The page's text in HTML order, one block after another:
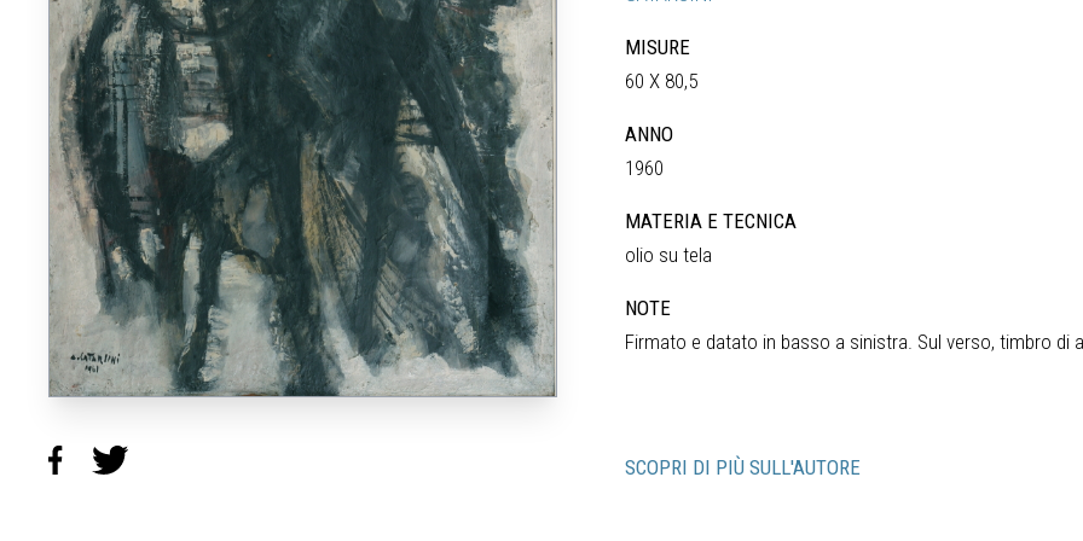
MISURE
60 X 80,5
ANNO
1960
MATERIA E TECNICA
olio su tela
NOTE
Firmato e datato in basso a sinistra. Sul verso, timbro di
SCOPRI DI PIÙ SULL'AUTORE